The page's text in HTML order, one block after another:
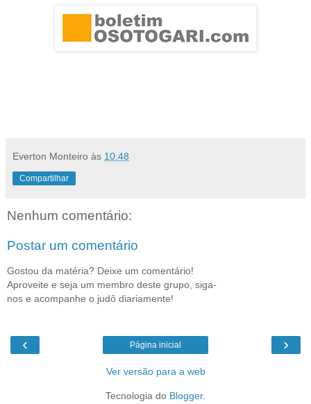
Everton Monteiro às 10:48
Compartilhar
Nenhum comentário:
Postar um comentário
Gostou da matéria? Deixe um comentário!
Aproveite e seja um membro deste grupo, siga-
nos e acompanhe o judô diariamente!
‹ ›
Página inicial
Ver versão para a web
Tecnologia do Blogger.